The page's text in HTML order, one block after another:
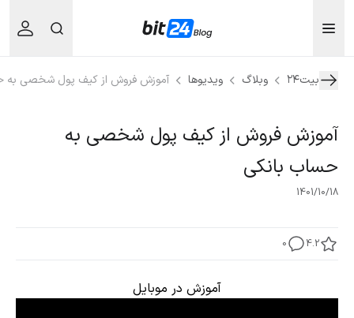
بیت۲۴ وبلاگ ویدیوها آموزش فروش از کیف پول شخصی به
آموزش فروش از کیف پول شخصی به
حساب بانکی
1401/10/18
4.2
0
آموزش در موبایل